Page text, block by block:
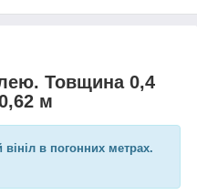
Товщина 0,4
м
в погонних метрах.